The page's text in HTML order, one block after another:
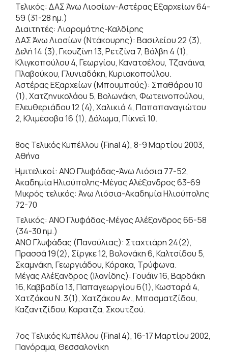
Τελικός: ΔΑΣ Άνω Λιοσίων-Αστέρας Εξαρχείων 64-
59 (31-28 ημ.)
Διαιτητές: Λιαρομάτης-Καλδίρης
ΔΑΣ Άνω Λιοσίων (Ντάκουρης): Βασιλείου 22 (3),
Δελή 14 (3), Γκουζίνη 13, Ρετζίνα 7, Βάλβη 4 (1),
Κλιγκοπούλου 4, Γεωργίου, Κανατσέλου, Τζανάινα,
Πλαβούκου, Γλυνιαδάκη, Κυριακοπούλου.
Αστέρας Εξαρχείων (Μπουμπούς): Σπαθάρου 10
(1), Χατζηνικολάου 5, Βολωνάκη, Φωτεινοπούλου,
Ελευθεριάδου 12 (4), Χαλικιά 4, Παπαπαναγιώτου
2, Κλιμέσοβα 16 (1), Δόλωμα, Πίκνεϊ 10.
8ος Τελικός Κυπέλλου (Final 4), 8-9 Μαρτίου 2003,
Αθήνα
Ημιτελικοί: ΑΝΟ Γλυφάδας-Άνω Λιόσια 77-52,
Ακαδημία Ηλιούπολης-Μέγας Αλέξανδρος 63-69
Μικρός τελικός: Άνω Λιόσια-Ακαδημία Ηλιούπολης
72-70
Τελικός: ΑΝΟ Γλυφάδας-Μέγας Αλέξανδρος 66-58
(34-30 ημ.)
ΑΝΟ Γλυφάδας (Πανούλιας): Σταχτιάρη 24(2),
Πρασσά 19(2), Σίργκε 12, Βολονάκη 6, Καλτσίδου 5,
Σκαμνάκη, Γεωργιάδου, Κόρακα, Τρύφωνα.
Μέγας Αλέξανδρος (Ιλανίδης): Γουάϊν 16, Βαρδάκη
16, Καββαδία 13, Παπαγεωργίου 6(1), Κωσταρά 4,
Χατζάκου Ν. 3(1), Χατζάκου Αν., Μπασματζίδου,
Καζαντζίδου, Καρατζά, Σκουτζού.
7ος Τελικός Κυπέλλου (Final 4), 16-17 Μαρτίου 2002,
Πανόραμα, Θεσσαλονίκη